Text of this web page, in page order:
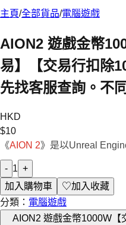
主頁/全部貨品/電腦遊戲
AION2 遊戲金幣
易】【交易行扣除
先找客服查詢。不
HKD
$10
《AION 2》是以Unreal
- 1 +
加入購物車
♡加入收藏
分類： 電腦遊戲
AION2 遊戲金幣1000W【